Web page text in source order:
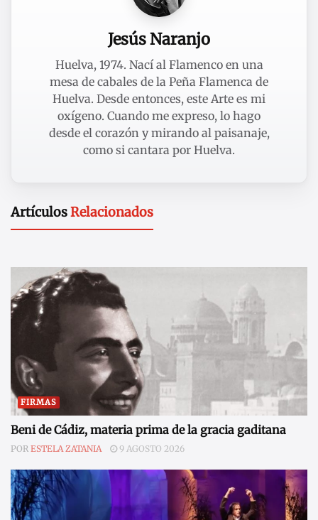
Jesús Naranjo
Huelva, 1974. Nací al Flamenco en una
mesa de cabales de la Peña Flamenca de
Huelva. Desde entonces, este Arte es mi
oxígeno. Cuando me expreso, lo hago
desde el corazón y mirando al paisanaje,
como si cantara por Huelva.
ArtículosRelacionados
FIRMAS
Beni de Cádiz, materia prima de la gracia gaditana
POR ESTELA ZATANIA 9 AGOSTO 2026